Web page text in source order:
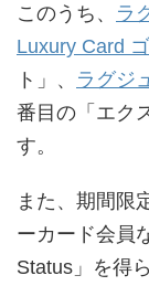
このうち、 ラ
Luxury Card
ト」、 ラグジ
番目の「エク
す。
また、期間限
ーカード会員
Status」を得